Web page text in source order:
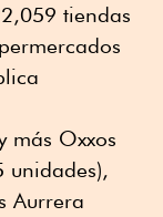
tiendas
más Oxxos
unidades),
Aurrera